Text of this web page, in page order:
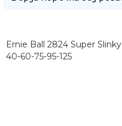
Ernie Ball 2824 Super
40-60-75-95-125